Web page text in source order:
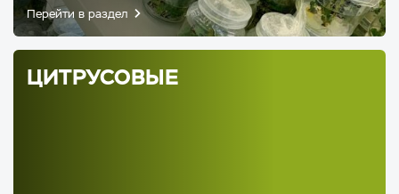
Перейти в раздел
ЦИТРУСОВЫЕ